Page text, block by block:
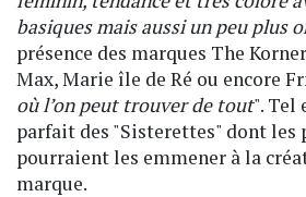
basiques mais aussi un peu plus
présence des marques The
Max, Marie île de Ré ou encore
où l’on peut trouver de tout". Tel
parfait des "Sisterettes" dont les
pourraient les emmener à la
marque.